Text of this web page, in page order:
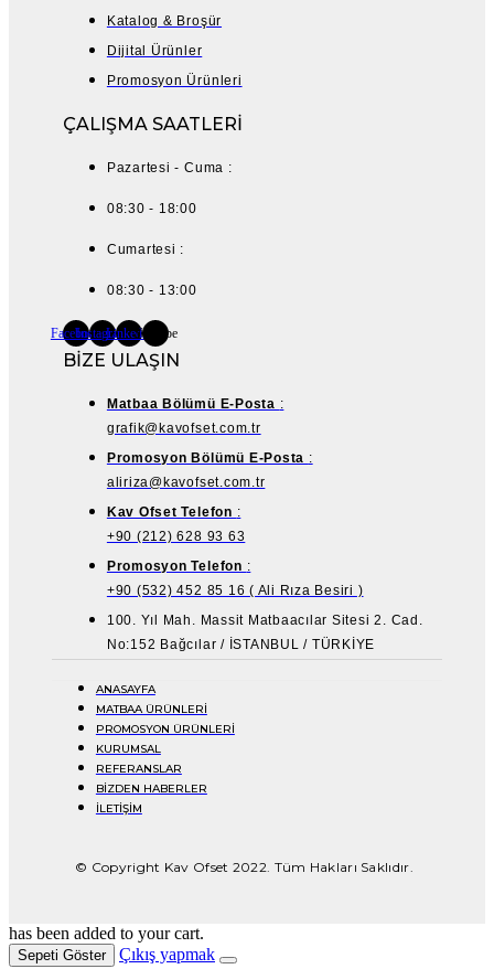
Katalog & Broşür
Dijital Ürünler
Promosyon Ürünleri
ÇALIŞMA SAATLERİ
Pazartesi - Cuma :
08:30 - 18:00
Cumartesi :
08:30 - 13:00
FacebookInstagram
LinkedinYoutube
BİZE ULAŞIN
Matbaa Bölümü E-Posta :
grafik@kavofset.com.tr
Promosyon Bölümü E-Posta :
aliriza@kavofset.com.tr
Kav Ofset Telefon :
+90 (212) 628 93 63
Promosyon Telefon :
+90 (532) 452 85 16 ( Ali Rıza Besiri )
100. Yıl Mah. Massit Matbaacılar Sitesi 2. Cad.
No:152 Bağcılar / İSTANBUL / TÜRKİYE
ANASAYFA
MATBAA ÜRÜNLERİ
PROMOSYON ÜRÜNLERİ
KURUMSAL
REFERANSLAR
BİZDEN HABERLER
İLETİŞİM
© Copyright Kav Ofset 2022. Tüm Hakları Saklıdır.
has been added to your cart.
Sepeti Göster Çıkış yapmak